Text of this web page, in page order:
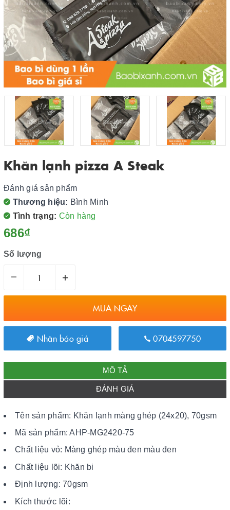
Khăn lạnh pizza A Steak
Đánh giá sản phẩm
Thương hiệu: Bình Minh
Tình trạng: Còn hàng
686₫
Số lượng
– +
MUA NGAY
Nhận báo giá 0704597750
MÔ TẢ
ĐÁNH GIÁ
Tên sản phẩm: Khăn lạnh màng ghép (24x20), 70gsm
Mã sản phẩm: AHP-MG2420-75
Chất liệu vỏ: Màng ghép màu đen màu đen
Chất liệu lõi: Khăn bi
Định lượng: 70gsm
Kích thước lõi: